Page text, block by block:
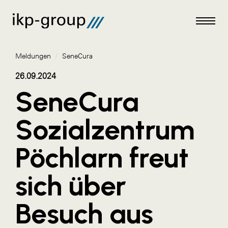
Meldungen
AKTUELLES
ACO
ALEX Krems
Amazon Web Services
Artweger
AustroCel Hallein
Meldungen / SeneCura
26.09.2024
SeneCura
Sozialzentrum
Pöchlarn freut
sich über
Besuch aus